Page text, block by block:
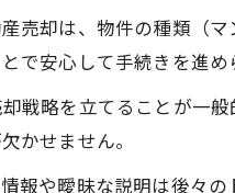
りの流れ
売却は、物件の種類（
安心して手続きを進め
戦略を立てることが一
かせません。
報や曖昧な説明は後々